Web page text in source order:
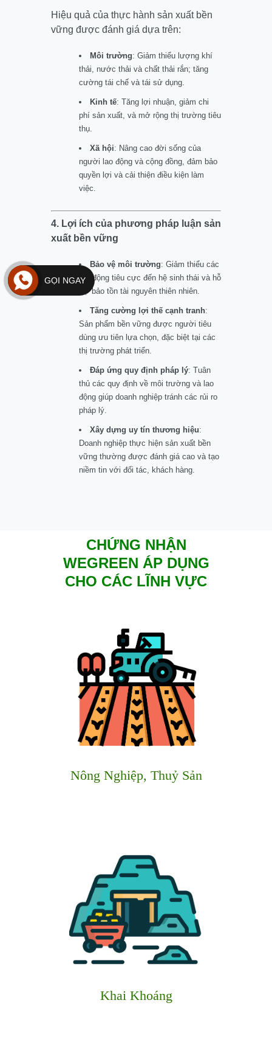
Hiệu quả của thực hành sản xuất bền
vững được đánh giá dựa trên:
Môi trường: Giảm thiểu lượng khí
thải, nước thải và chất thải rắn; tăng
cường tái chế và tái sử dụng.
Kinh tế: Tăng lợi nhuận, giảm chi
phí sản xuất, và mở rộng thị trường tiêu
thụ.
Xã hội: Nâng cao đời sống của
người lao động và cộng đồng, đảm bảo
quyền lợi và cải thiện điều kiện làm
việc.
4. Lợi ích của phương pháp luận sản
xuất bền vững
Bảo vệ môi trường: Giảm thiểu các
tác động tiêu cực đến hệ sinh thái và hỗ
trợ bảo tồn tài nguyên thiên nhiên.
Tăng cường lợi thế cạnh tranh:
Sản phẩm bền vững được người tiêu
dùng ưu tiên lựa chọn, đặc biệt tại các
thị trường phát triển.
Đáp ứng quy định pháp lý: Tuân
thủ các quy định về môi trường và lao
động giúp doanh nghiệp tránh các rủi ro
pháp lý.
Xây dựng uy tín thương hiệu:
Doanh nghiệp thực hiện sản xuất bền
vững thường được đánh giá cao và tạo
niềm tin với đối tác, khách hàng.
CHỨNG NHẬN
WEGREEN ÁP DỤNG
CHO CÁC LĨNH VỰC
Nông Nghiệp, Thuỷ Sản
Khai Khoáng
GỌI NGAY